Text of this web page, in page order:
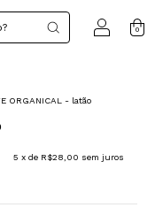
0
ORGANICAL - latão
5 x de R$28,00 sem juros